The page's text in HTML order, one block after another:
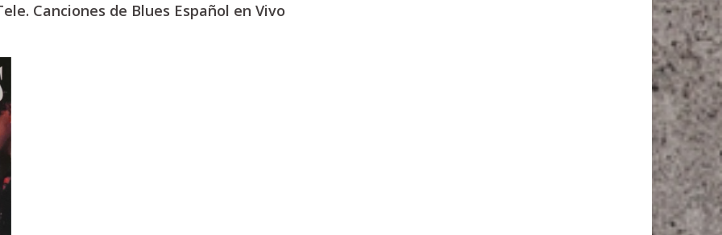
Canciones de Blues Español en Vivo